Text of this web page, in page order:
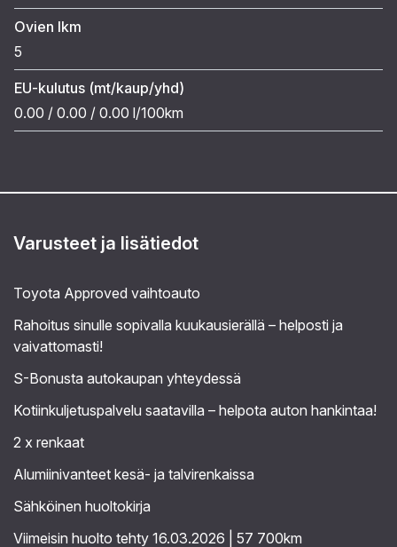
Ovien lkm
5
EU-kulutus (mt/kaup/yhd)
0.00 / 0.00 / 0.00 l/100km
Varusteet ja lisätiedot
Toyota Approved vaihtoauto
Rahoitus sinulle sopivalla kuukausierällä – helposti ja
vaivattomasti!
S-Bonusta autokaupan yhteydessä
Kotiinkuljetuspalvelu saatavilla – helpota auton hankintaa!
2 x renkaat
Alumiinivanteet kesä- ja talvirenkaissa
Sähköinen huoltokirja
Viimeisin huolto tehty 16.03.2026 | 57 700km